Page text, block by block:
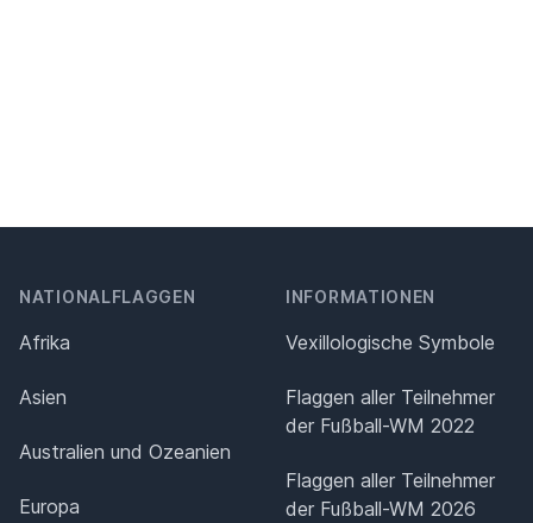
NATIONALFLAGGEN
Afrika
Asien
Australien und Ozeanien
Europa
INFORMATIONEN
Vexillologische Symbole
Flaggen aller Teilnehmer
der Fußball-WM 2022
Flaggen aller Teilnehmer
der Fußball-WM 2026